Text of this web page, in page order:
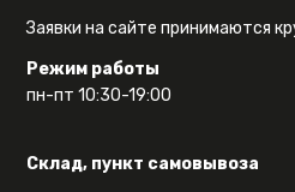
Заявки на сайте принимаются
Режим работы
пн-пт 10:30-19:00
Склад, пункт самовывоза